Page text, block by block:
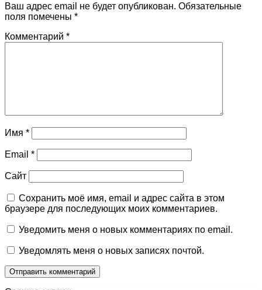
Ваш адрес email не будет опубликован. Обязательные
поля помечены *
Комментарий *
Имя *
Email *
Сайт
Сохранить моё имя, email и адрес сайта в этом
браузере для последующих моих комментариев.
Уведомить меня о новых комментариях по email.
Уведомлять меня о новых записях почтой.